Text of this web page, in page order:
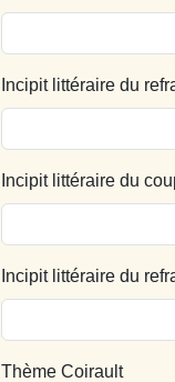
Incipit littéraire du
Incipit littéraire du
Incipit littéraire du
Thème Coirault